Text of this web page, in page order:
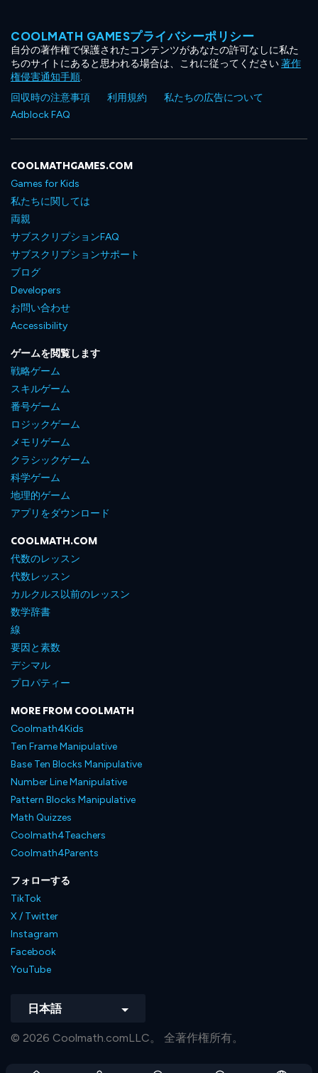
COOLMATH GAMESプライバシーポリシー
自分の著作権で保護されたコンテンツがあなたの許可なしに私た
ちのサイトにあると思われる場合は、これに従ってください著作
権侵害通知手順.
回収時の注意事項
利用規約
私たちの広告について
Adblock FAQ
COOLMATHGAMES.COM
Games for Kids
私たちに関しては
両親
サブスクリプションFAQ
サブスクリプションサポート
ブログ
Developers
お問い合わせ
Accessibility
ゲームを閲覧します
戦略ゲーム
スキルゲーム
番号ゲーム
ロジックゲーム
メモリゲーム
クラシックゲーム
科学ゲーム
地理的ゲーム
アプリをダウンロード
COOLMATH.COM
代数のレッスン
代数レッスン
カルクルス以前のレッスン
数学辞書
線
要因と素数
デシマル
プロパティー
MORE FROM COOLMATH
Coolmath4Kids
Ten Frame Manipulative
Base Ten Blocks Manipulative
Number Line Manipulative
Pattern Blocks Manipulative
Math Quizzes
Coolmath4Teachers
Coolmath4Parents
フォローする
TikTok
X / Twitter
Instagram
Facebook
YouTube
日本語
© 2026 Coolmath.comLLC。 全著作権所有。